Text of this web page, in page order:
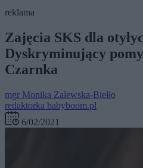
reklama
Zajęcia SKS dla
Dyskryminujący
Czarnka
mgr Monika Zalewska-Biełło
redaktorka babyboom.pl
6/02/2021